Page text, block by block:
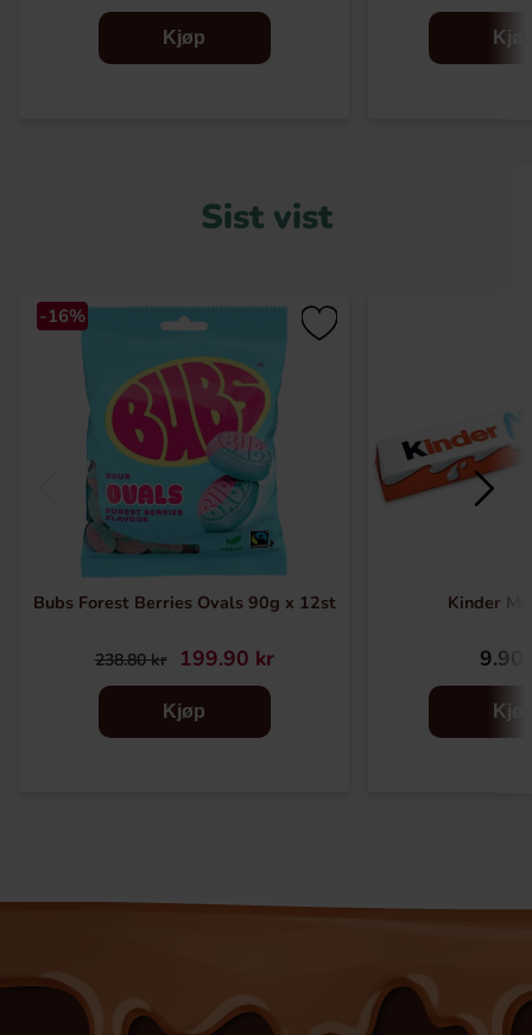
Kjøp
Sist vist
-16%
Bubs Forest Berries Ovals 90g x 12st
238.80 kr 199.90 kr
Kjøp
Kinder
9.90